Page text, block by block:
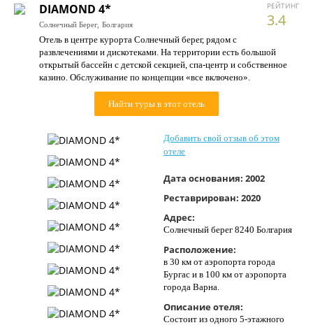
Цены дня
Страны
Как купить
Контакты
РЕЙТИНГ
3.4
DIAMOND 4*
Солнечный Берег, Болгария
Отель в центре курорта Солнечный берег, рядом с
развлечениями и дискотеками. На территории есть большой
открытый бассейн с детской секцией, спа-центр и собственное
казино. Обслуживание по концепции «все включено».
Найти туры в этот отель
Добавить свой отзыв об этом
отеле
Дата основания: 2002
Реставрирован: 2020
Адрес:
Солнечный берег 8240 Болгария
Расположение:
в 30 км от аэропорта города
Бургас и в 100 км от аэропорта
города Варна.
Описание отеля:
Состоит из одного 5-этажного